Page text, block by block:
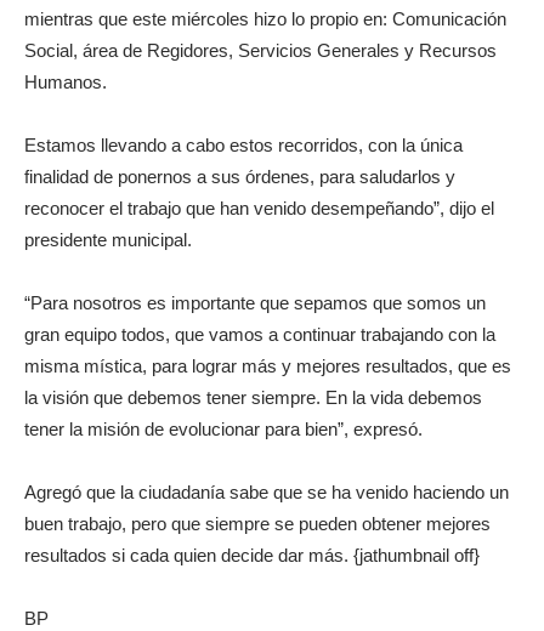
mientras que este miércoles hizo lo propio en: Comunicación
Social, área de Regidores, Servicios Generales y Recursos
Humanos.
Estamos llevando a cabo estos recorridos, con la única
finalidad de ponernos a sus órdenes, para saludarlos y
reconocer el trabajo que han venido desempeñando”, dijo el
presidente municipal.
“Para nosotros es importante que sepamos que somos un
gran equipo todos, que vamos a continuar trabajando con la
misma mística, para lograr más y mejores resultados, que es
la visión que debemos tener siempre. En la vida debemos
tener la misión de evolucionar para bien”, expresó.
Agregó que la ciudadanía sabe que se ha venido haciendo un
buen trabajo, pero que siempre se pueden obtener mejores
resultados si cada quien decide dar más. {jathumbnail off}
BP